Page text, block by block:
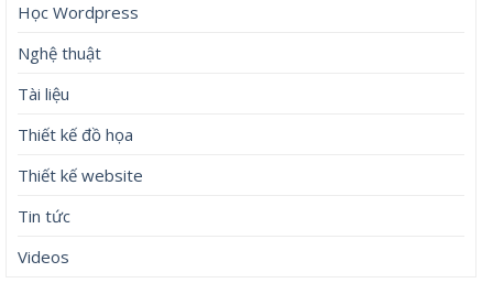
Học Wordpress
Nghệ thuật
Tài liệu
Thiết kế đồ họa
Thiết kế website
Tin tức
Videos